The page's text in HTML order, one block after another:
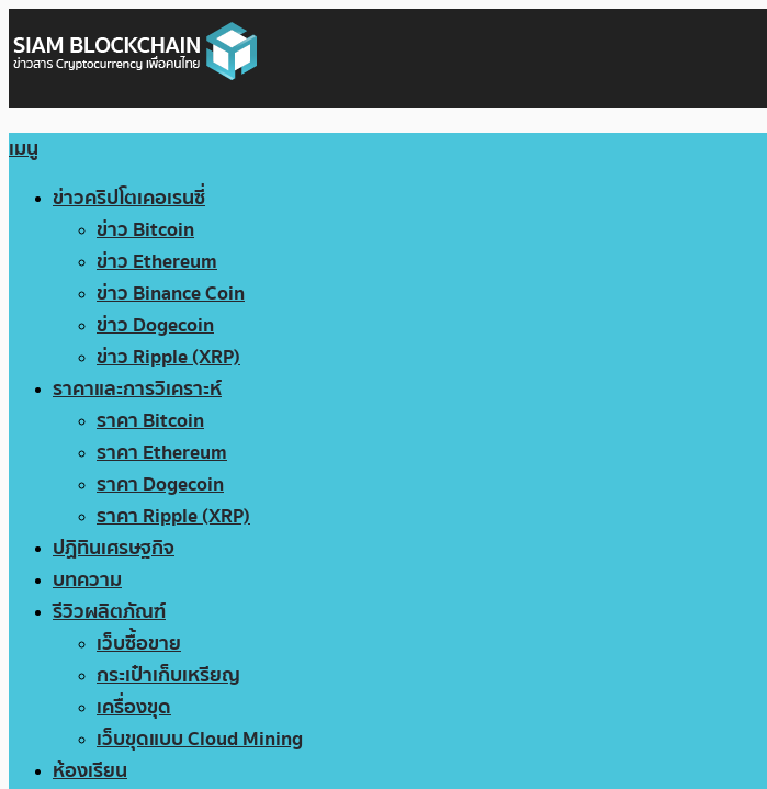
เมนู
ข่าวคริปโตเคอเรนซี่
ข่าว Bitcoin
ข่าว Ethereum
ข่าว Binance Coin
ข่าว Dogecoin
ข่าว Ripple (XRP)
ราคาและการวิเคราะห์
ราคา Bitcoin
ราคา Ethereum
ราคา Dogecoin
ราคา Ripple (XRP)
ปฏิทินเศรษฐกิจ
บทความ
รีวิวผลิตภัณฑ์
เว็บซื้อขาย
กระเป๋าเก็บเหรียญ
เครื่องขุด
เว็บขุดแบบ Cloud Mining
ห้องเรียน